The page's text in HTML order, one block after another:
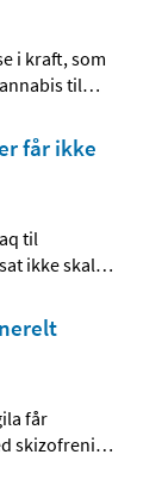
i kraft, som
til…
får ikke
til
ikke skal…
får
skizofreni…